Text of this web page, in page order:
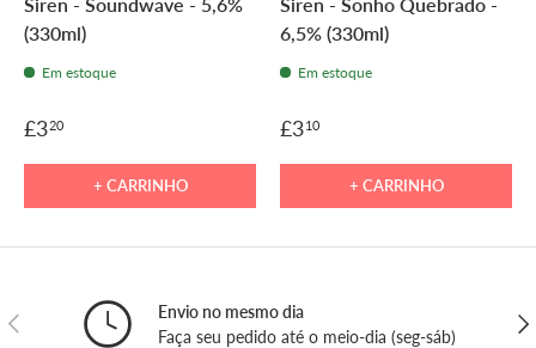
Siren - Soundwave - 5,6%
(330ml)
Em estoque
£320
+ CARRINHO
Siren - Sonho Quebrado -
6,5% (330ml)
Em estoque
£310
+ CARRINHO
ANTERIOR
Envio no mesmo dia
Faça seu pedido até o meio-dia (seg-sáb)